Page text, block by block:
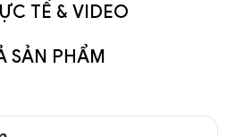
TẾ & VIDEO
SẢN PHẨM